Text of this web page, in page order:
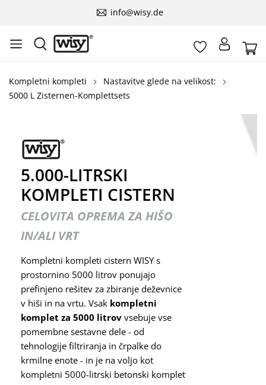
info@wisy.de
Kompletni kompleti
Nastavitve glede na velikost:
5000 L Zisternen-Komplettsets
5.000-LITRSKI
KOMPLETI CISTERN
CELOVITA OPREMA ZA HIŠO
IN/ALI VRT
Kompletni kompleti cistern WISY s
prostornino 5000 litrov ponujajo
prefinjeno rešitev za zbiranje deževnice
v hiši in na vrtu. Vsak kompletni
komplet za 5000 litrov vsebuje vse
pomembne sestavne dele - od
tehnologije filtriranja in črpalke do
krmilne enote - in je na voljo kot
kompletni 5000-litrski betonski komplet